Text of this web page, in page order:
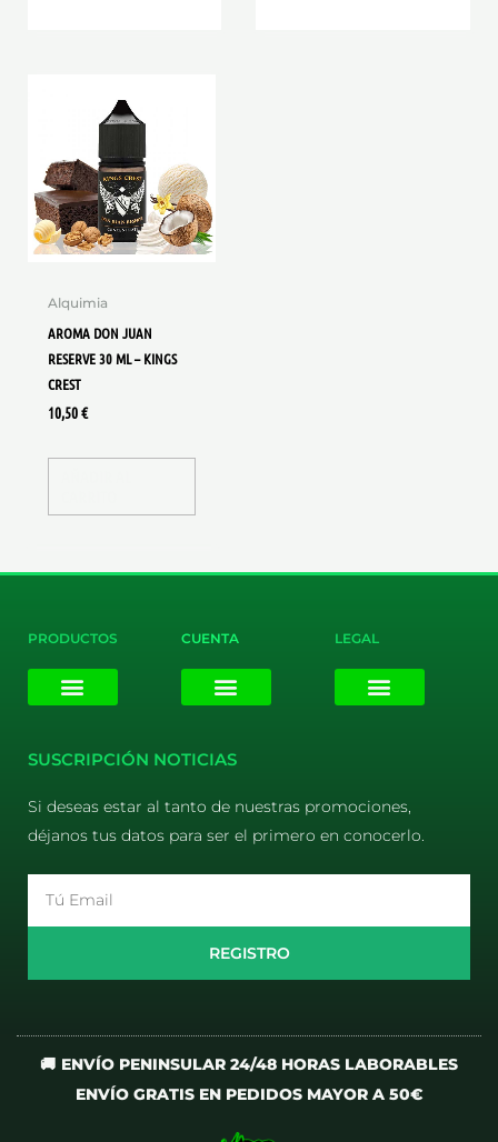
Alquimia
AROMA DON JUAN
RESERVE 30 ML – KINGS
CREST
10,50€
PRODUCTOS CUENTA LEGAL
SUSCRIPCIÓN NOTICIAS
Si deseas estar al tanto de nuestras promociones,
déjanos tus datos para ser el primero en conocerlo.
REGISTRO
🚚 ENVÍO PENINSULAR 24/48 HORAS LABORABLES
ENVÍO GRATIS EN PEDIDOS MAYOR A 50€